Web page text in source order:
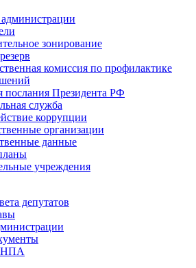
зонирование
комиссия по профилактике
послания Президента РФ
служба
коррупции
организации
данные
учреждения
депутатов